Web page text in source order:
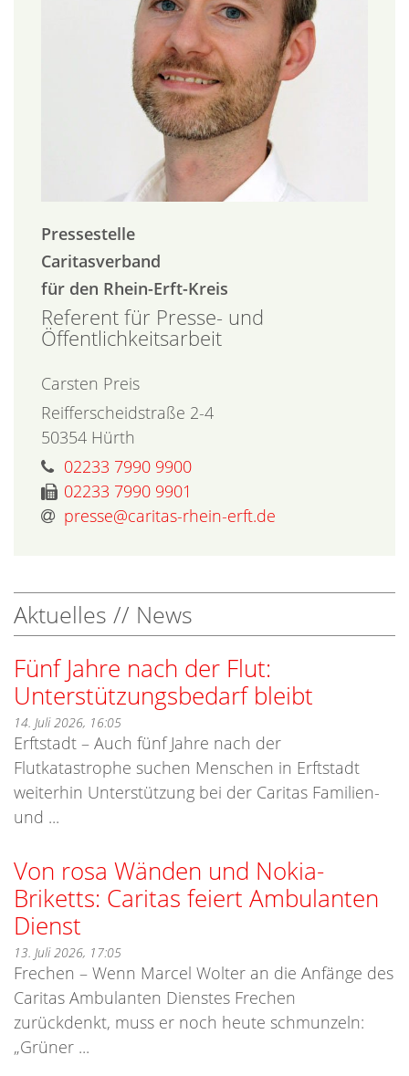
Pressestelle
Caritasverband
für den Rhein-Erft-Kreis
Referent für Presse- und
Öffentlichkeitsarbeit
Carsten Preis
Reifferscheidstraße 2-4
50354 Hürth
02233 7990 9900
02233 7990 9901
presse@caritas-rhein-erft.de
Aktuelles // News
Fünf Jahre nach der Flut:
Unterstützungsbedarf bleibt
14. Juli 2026, 16:05
Erftstadt – Auch fünf Jahre nach der
Flutkatastrophe suchen Menschen in Erftstadt
weiterhin Unterstützung bei der Caritas Familien-
und ...
Von rosa Wänden und Nokia-
Briketts: Caritas feiert Ambulanten
Dienst
13. Juli 2026, 17:05
Frechen – Wenn Marcel Wolter an die Anfänge des
Caritas Ambulanten Dienstes Frechen
zurückdenkt, muss er noch heute schmunzeln:
„Grüner ...